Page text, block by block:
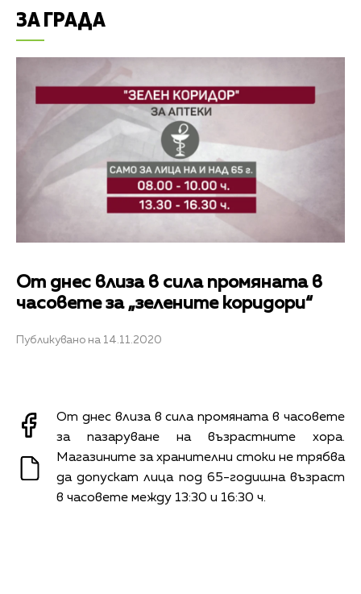
ЗА ГРАДА
От днес влиза в сила промяната в
часовете за „зелените коридори“
Публикувано на 14.11.2020
От днес влиза в сила промяната в часовете
за пазаруване на възрастните хора.
Магазините за хранителни стоки не трябва
да допускат лица под 65-годишна възраст
в часовете между 13:30 и 16:30 ч.